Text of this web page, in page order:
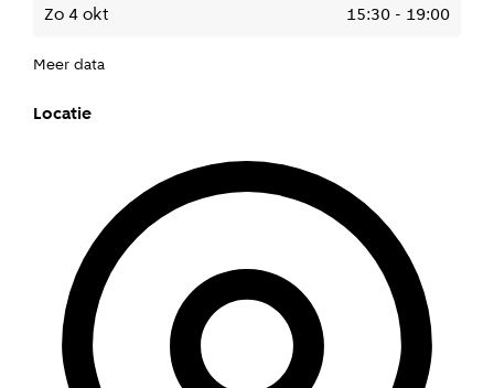
zo 4 okt 15:30 - 19:00
Meer data
Locatie